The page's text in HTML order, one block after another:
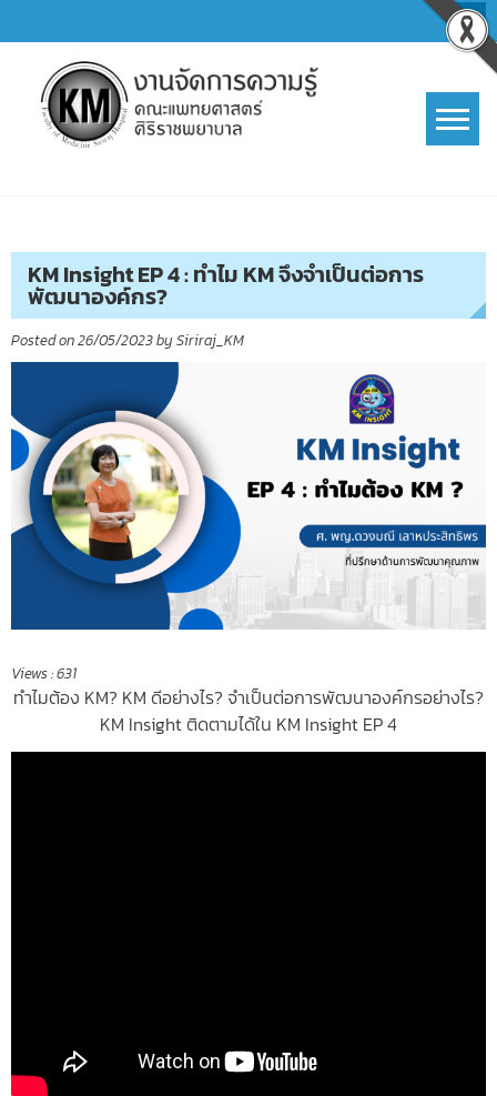
to
content
KM Insight EP 4 : ทำไม KM จึงจำเป็นต่อการ
พัฒนาองค์กร?
Posted on26/05/2023by Siriraj_KM
Views :631
ทำไมต้อง KM? KM ดีอย่างไร? จำเป็นต่อการพัฒนาองค์กรอย่างไร?
KM Insight ติดตามได้ใน KM Insight EP 4